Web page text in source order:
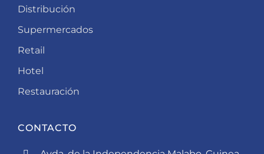
Distribución
Supermercados
Retail
Hotel
Restauración
CONTACTO